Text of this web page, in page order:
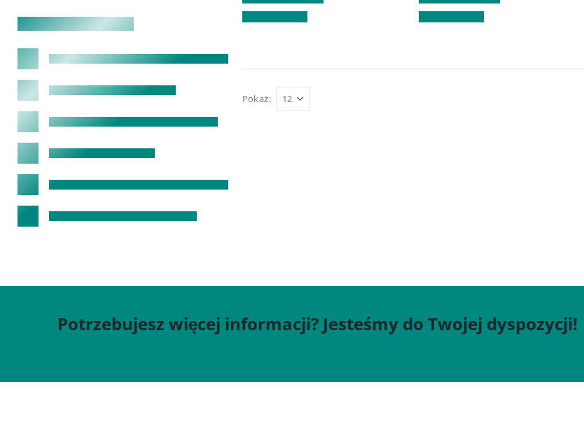
Pokaż:
Potrzebujesz więcej informacji? Jesteśmy do Twojej dyspozycji!